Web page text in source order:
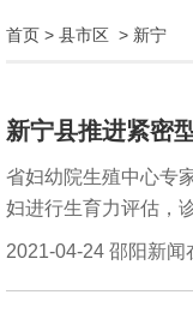
首页 > 县市区 > 新宁
新宁县推进紧密
省妇幼院生殖中心专
妇进行生育力评估，
座。随后双方就紧密
2021-04-24 邵阳新闻